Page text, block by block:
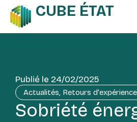
CUBE ÉTAT
Publié le 24/02/2025
Actualités, Retours d'expérience
Sobriété